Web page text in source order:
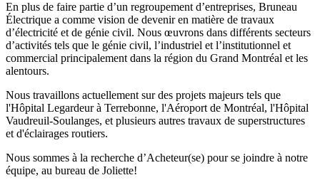
En plus de faire partie d’un regroupement d’entreprises, Bruneau
Électrique a comme vision de devenir en matière de travaux
d’électricité et de génie civil. Nous œuvrons dans différents secteurs
d’activités tels que le génie civil, l’industriel et l’institutionnel et
commercial principalement dans la région du Grand Montréal et les
alentours.
Nous travaillons actuellement sur des projets majeurs tels que
l'Hôpital Legardeur à Terrebonne, l'Aéroport de Montréal, l'Hôpital
Vaudreuil-Soulanges, et plusieurs autres travaux de superstructures
et d'éclairages routiers.
Nous sommes à la recherche d’Acheteur(se) pour se joindre à notre
équipe, au bureau de Joliette!